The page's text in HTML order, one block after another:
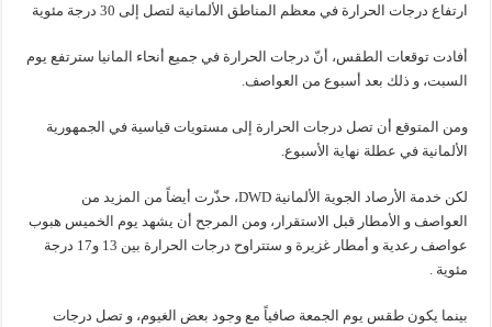
ارتفاع درجات الحرارة في معظم المناطق الألمانية لتصل إلى 30 درجة مئوية
أفادت توقعات الطقس، أنّ درجات الحرارة في جميع أنحاء المانيا سترتفع يوم
السبت، و ذلك بعد أسبوع من العواصف.
ومن المتوقع أن تصل درجات الحرارة إلى مستويات قياسية في الجمهورية
الألمانية في عطلة نهاية الأسبوع.
لكن خدمة الأرصاد الجوية الألمانية DWD، حذّرت أيضاً من المزيد من
العواصف و الأمطار قبل الاستقرار، ومن المرجح أن يشهد يوم الخميس هبوب
عواصف رعدية و أمطار غزيرة و ستتراوح درجات الحرارة بين 13 و17 درجة
مئوية .
بينما يكون طقس يوم الجمعة صافياً مع وجود بعض الغيوم، و تصل درجات